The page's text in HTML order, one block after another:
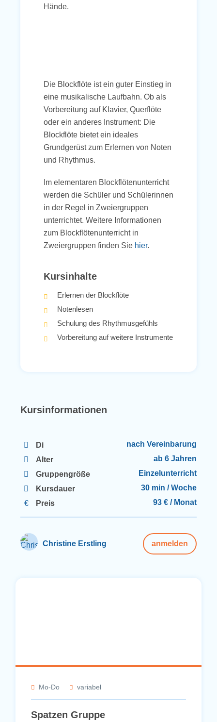
Hände.
Die Blockflöte ist ein guter Einstieg in
eine musikalische Laufbahn. Ob als
Vorbereitung auf Klavier, Querflöte
oder ein anderes Instrument: Die
Blockflöte bietet ein ideales
Grundgerüst zum Erlernen von Noten
und Rhythmus.
Im elementaren Blockflötenunterricht
werden die Schüler und Schülerinnen
in der Regel in Zweiergruppen
unterrichtet. Weitere Informationen
zum Blockflötenunterricht in
Zweiergruppen finden Sie hier.
Kursinhalte
Erlernen der Blockflöte
Notenlesen
Schulung des Rhythmusgefühls
Vorbereitung auf weitere Instrumente
Kursinformationen
Di
nach Vereinbarung
Alter
ab 6 Jahren
Gruppengröße
Einzelunterricht
Kursdauer
30 min / Woche
Preis
93 € / Monat
Christine Erstling anmelden
Mo-Do variabel
Spatzen Gruppe